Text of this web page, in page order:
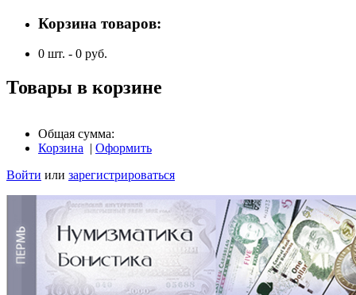
Корзина товаров:
0 шт. - 0 руб.
Товары в корзине
Общая сумма:
Корзина | Оформить
Войти или зарегистрироваться